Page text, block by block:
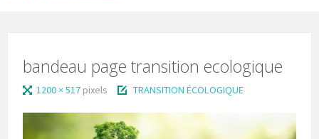
bandeau page transition ecologique
1200 × 517 pixels TRANSITION ÉCOLOGIQUE